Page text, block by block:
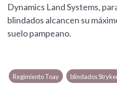
Dynamics Land Systems,
blindados alcancen su
suelo pampeano.
Regimiento Toay blindados